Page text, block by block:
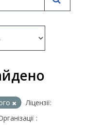
Ліцензії:
: